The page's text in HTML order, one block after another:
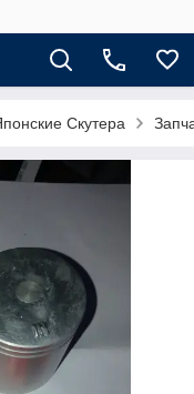
Скутера